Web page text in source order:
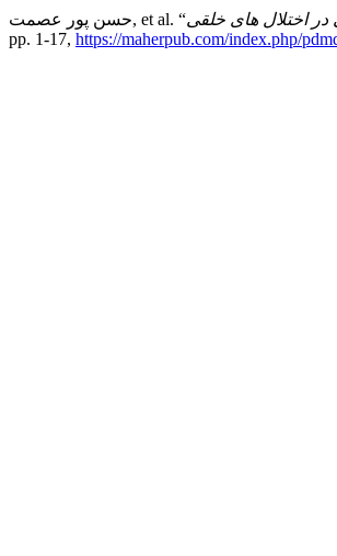
در اختلال های خلقی
pp. 1-17, https://maherpub.com/index.php/